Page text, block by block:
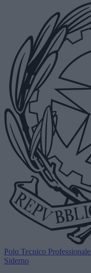
Polo Tecnico Professionale
Siderno